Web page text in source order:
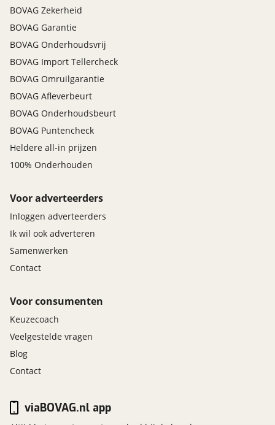
BOVAG Zekerheid
BOVAG Garantie
BOVAG Onderhoudsvrij
BOVAG Import Tellercheck
BOVAG Omruilgarantie
BOVAG Afleverbeurt
BOVAG Onderhoudsbeurt
BOVAG Puntencheck
Heldere all-in prijzen
100% Onderhouden
Voor adverteerders
Inloggen adverteerders
Ik wil ook adverteren
Samenwerken
Contact
Voor consumenten
Keuzecoach
Veelgestelde vragen
Blog
Contact
viaBOVAG.nl app